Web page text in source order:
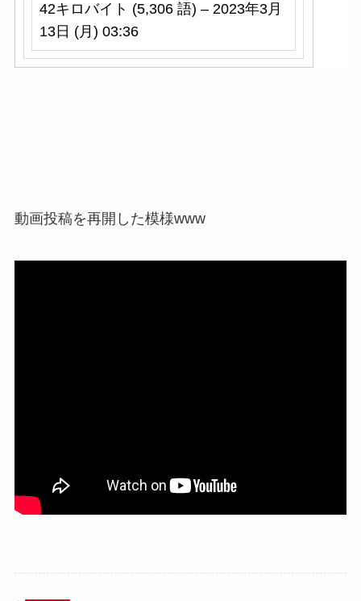
42キロバイト (5,306 語) – 2023年3月
13日 (月) 03:36
動画投稿を再開した模様www